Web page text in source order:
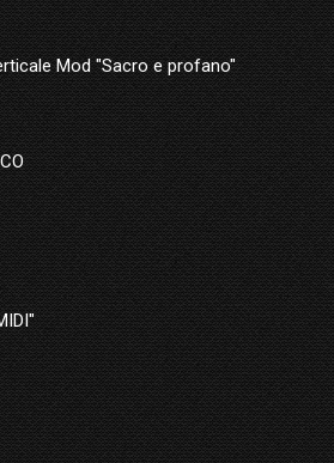
Mod "Sacro e profano"